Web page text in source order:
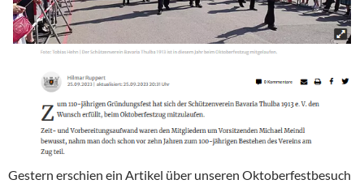
Gestern erschien ein Artikel über unseren Oktoberfestbesuch